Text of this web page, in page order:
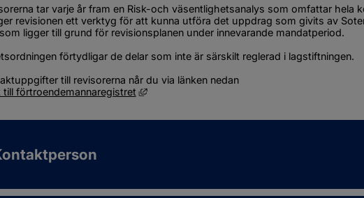
tar varje år fram en Risk-och väsentlighetsanalys som omfattar hela
revisionen ett verktyg för att kunna utföra det uppdrag som givits av
ligger till grund för revisionsplanen under innevarande mandatperiod.
förtydligar de delar som inte är särskilt reglerad i lagstiftningen.
till revisorerna når du via länken nedan
till förtroendemannaregistret
Länk till annan webbplats, öppnas i nytt fönster.